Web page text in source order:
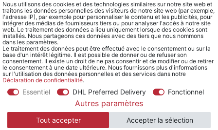
© Copyright 2026 Waldorfshop Tous droits réservés.
*Commander en France à partir de 99 € sans frais de port
Nous utilisons des cookies et des technologies similaires sur notre site web et
traitons les données personnelles des visiteurs de notre site web (par exemple,
l'adresse IP), par exemple pour personnaliser le contenu et les publicités, pour
intégrer des médias de fournisseurs tiers ou pour analyser l'accès à notre site
web. Le traitement des données a lieu uniquement lorsque des cookies sont
installés. Nous partageons ces données avec des tiers que nous nommons
dans les paramètres.
Le traitement des données peut être effectué avec le consentement ou sur la
base d'un intérêt légitime. Il est possible de donner ou de refuser son
consentement. Il existe un droit de ne pas consentir et de modifier ou de retirer
le consentement à une date ultérieure. Nous fournissons plus d'informations
sur l'utilisation des données personnelles et des services dans notre
Déclaration de confidentialité.
Essentiel DHL Preferred Delivery Fonctionnel
Autres paramètres
Tout accepter Accepter la sélection